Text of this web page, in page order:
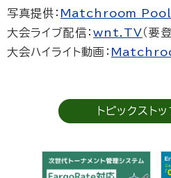
写真提供： Matchroom Pool
大会ライブ配信： wnt.TV（要
大会ハイライト動画：
トピックスト